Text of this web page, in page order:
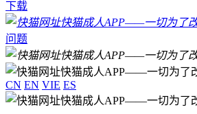
下载
问题
CN EN VIE ES